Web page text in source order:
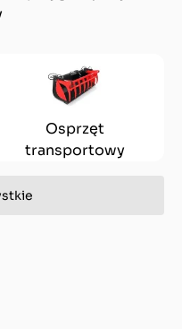
Osprzęt
transportowy